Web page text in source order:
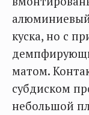
куска, но с
матом.
субдиском
небольшой